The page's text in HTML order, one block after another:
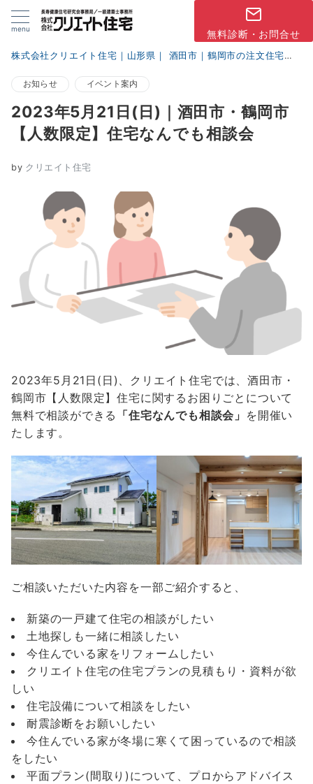
menu 無料診断・お問合せ
株式会社クリエイト住宅｜山形県｜ 酒田市｜鶴岡市の注文住宅
お知らせ イベント案内
2023年5月21日(日)｜酒田市・鶴岡市
【人数限定】住宅なんでも相談会
by クリエイト住宅
2023年5月21日(日)、クリエイト住宅では、酒田市・
鶴岡市【人数限定】住宅に関するお困りごとについて
無料で相談ができる 「住宅なんでも相談会」 を開催い
たします。
ご相談いただいた内容を一部ご紹介すると、
新築の一戸建て住宅の相談がしたい
土地探しも一緒に相談したい
今住んでいる家をリフォームしたい
クリエイト住宅の住宅プランの見積もり・資料が欲
しい
住宅設備について相談をしたい
耐震診断をお願いしたい
今住んでいる家が冬場に寒くて困っているので相談
をしたい
平面プラン(間取り)について、プロからアドバイス